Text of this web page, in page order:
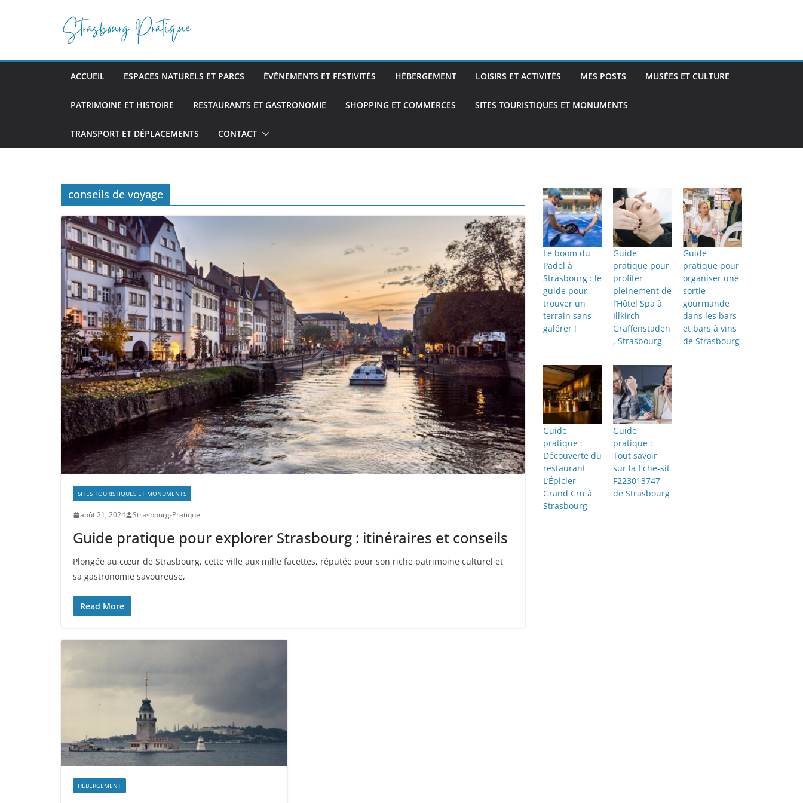
ACCUEIL ESPACES NATURELS ET PARCS ÉVÉNEMENTS ET FESTIVITÉS HÉBERGEMENT LOISIRS ET ACTIVITÉS MES POSTS MUSÉES ET CULTURE
PATRIMOINE ET HISTOIRE RESTAURANTS ET GASTRONOMIE SHOPPING ET COMMERCES SITES TOURISTIQUES ET MONUMENTS
TRANSPORT ET DÉPLACEMENTS CONTACT
conseils de voyage
SITES TOURISTIQUES ET MONUMENTS
août 21, 2024 Strasbourg-Pratique
Guide pratique pour explorer Strasbourg : itinéraires et conseils
Plongée au cœur de Strasbourg, cette ville aux mille facettes, réputée pour son riche patrimoine culturel et
sa gastronomie savoureuse,
Read More
HÉBERGEMENT
Le boom du
Padel à
Strasbourg : le
guide pour
trouver un
terrain sans
galérer !
Guide
pratique pour
profiter
pleinement de
l’Hôtel Spa à
Illkirch-
Graffenstaden
, Strasbourg
Guide
pratique pour
organiser une
sortie
gourmande
dans les bars
et bars à vins
de Strasbourg
Guide
pratique :
Découverte du
restaurant
L’Épicier
Grand Cru à
Strasbourg
Guide
pratique :
Tout savoir
sur la fiche-sit
F223013747
de Strasbourg